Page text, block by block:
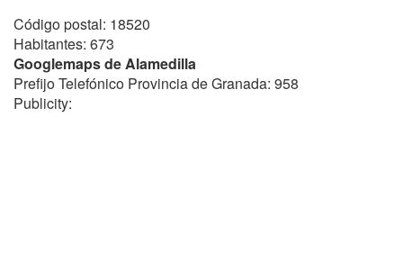
Código postal: 18520
Habitantes: 673
Googlemaps de Alamedilla
Prefijo Telefónico Provincia de Granada: 958
Publicity: